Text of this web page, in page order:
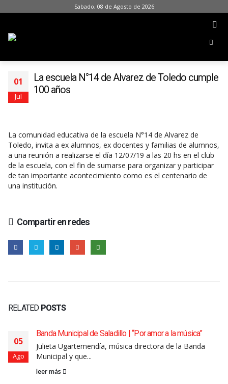
Sabado, 08 de Agosto de 2026
01
Jul
La escuela N°14 de Alvarez de Toledo cumple
100 años
La comunidad educativa de la escuela N°14 de Alvarez de
Toledo, invita a ex alumnos, ex docentes y familias de alumnos,
a una reunión a realizarse el día 12/07/19 a las 20 hs en el club
de la escuela, con el fin de sumarse para organizar y participar
de tan importante acontecimiento como es el centenario de
una institución.
Compartir en redes
RELATED POSTS
05
Ago
Banda Municipal de Saladillo | “Por amor a la música”
Julieta Ugartemendía, música directora de la Banda
Municipal y que...
leer más